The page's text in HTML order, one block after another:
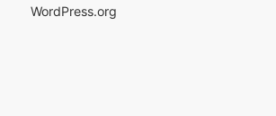
WordPress.org